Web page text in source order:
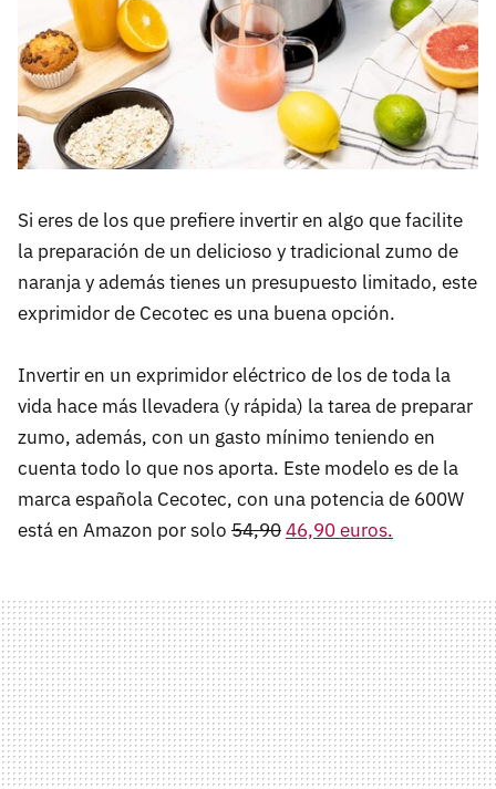
Si eres de los que prefiere invertir en algo que facilite
la preparación de un delicioso y tradicional zumo de
naranja y además tienes un presupuesto limitado, este
exprimidor de Cecotec es una buena opción.
Invertir en un exprimidor eléctrico de los de toda la
vida hace más llevadera (y rápida) la tarea de preparar
zumo, además, con un gasto mínimo teniendo en
cuenta todo lo que nos aporta. Este modelo es de la
marca española Cecotec, con una potencia de 600W
está en Amazon por solo 54,9046,90 euros.